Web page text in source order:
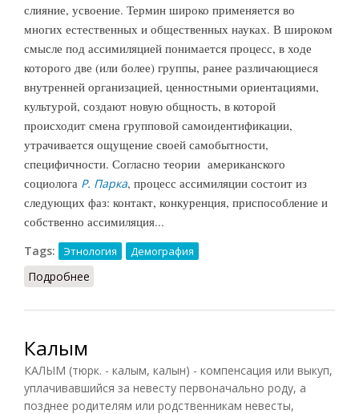
слияние, усвоение. Термин широко применяется во
многих естественных и общественных науках. В широком
смысле под ассимиляцией понимается процесс, в ходе
которого две (или более) группы, ранее различающиеся
внутренней организацией, ценностными ориентациями,
культурой, создают новую общность, в которой
происходит смена групповой самоидентификации,
утрачивается ощущение своей самобытности,
специфичности. Согласно теории американского
социолога Р. Парка, процесс ассимиляции состоит из
следующих фаз: контакт, конкуренция, приспособление и
собственно ассимиляция...
Tags: Этнология Демография
Подробнее
Калым
КАЛЫМ (тюрк. - калым, калын) - компенсация или выкуп,
уплачивавшийся за невесту первоначально роду, а
позднее родителям или родственникам невесты,